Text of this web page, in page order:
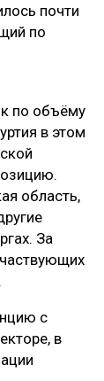
почти
по
по объёму
в этом
область,
За
с
в